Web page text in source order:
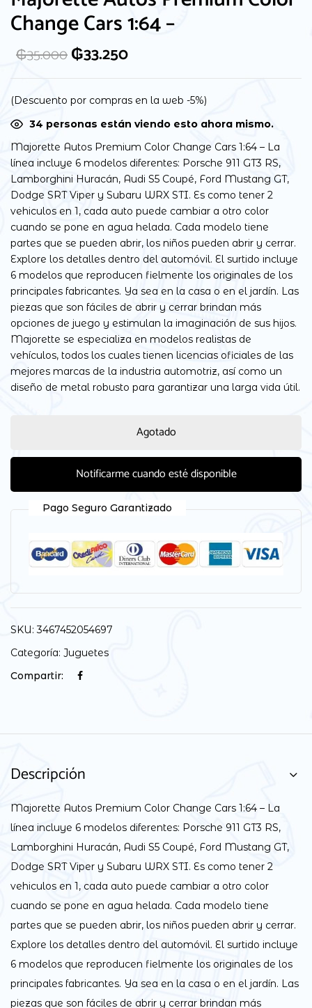
Change Cars 1:64 –
₲35.000₲33.250
(Descuento por compras en la web -5%)
37 personas están viendo esto ahora mismo.
Majorette Autos Premium Color Change Cars 1:64 – La
línea incluye 6 modelos diferentes: Porsche 911 GT3 RS,
Lamborghini Huracán, Audi S5 Coupé, Ford Mustang GT,
Dodge SRT Viper y Subaru WRX STI. Es como tener 2
vehiculos en 1, cada auto puede cambiar a otro color
cuando se pone en agua helada. Cada modelo tiene
partes que se pueden abrir, los niños pueden abrir y cerrar.
Explore los detalles dentro del automóvil. El surtido incluye
6 modelos que reproducen fielmente los originales de los
principales fabricantes. Ya sea en la casa o en el jardín. Las
piezas que son fáciles de abrir y cerrar brindan más
opciones de juego y estimulan la imaginación de sus hijos.
Majorette se especializa en modelos realistas de
vehículos, todos los cuales tienen licencias oficiales de las
mejores marcas de la industria automotriz, así como un
diseño de metal robusto para garantizar una larga vida útil.
Agotado
Notificarme cuando esté disponible
Pago Seguro Garantizado
SKU:3467452054697
Categoría: Juguetes
Compartir:
Descripción
Majorette Autos Premium Color Change Cars 1:64 – La
línea incluye 6 modelos diferentes: Porsche 911 GT3 RS,
Lamborghini Huracán, Audi S5 Coupé, Ford Mustang GT,
Dodge SRT Viper y Subaru WRX STI. Es como tener 2
vehiculos en 1, cada auto puede cambiar a otro color
cuando se pone en agua helada. Cada modelo tiene
partes que se pueden abrir, los niños pueden abrir y cerrar.
Explore los detalles dentro del automóvil. El surtido incluye
6 modelos que reproducen fielmente los originales de los
principales fabricantes. Ya sea en la casa o en el jardín. Las
piezas que son fáciles de abrir y cerrar brindan más